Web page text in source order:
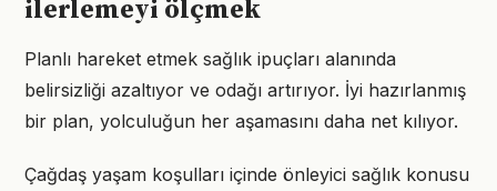
ilerlemeyi ölçmek
Planlı hareket etmek sağlık ipuçları alanında
belirsizliği azaltıyor ve odağı artırıyor. İyi hazırlanmış
bir plan, yolculuğun her aşamasını daha net kılıyor.
Çağdaş yaşam koşulları içinde önleyici sağlık konusu